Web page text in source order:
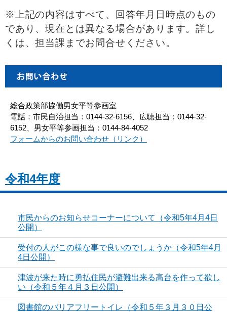
※上記の内容はすべて、回答年月日時点のもの
であり、現在とは異なる場合があります。詳し
くは、担当課までお問合せください。
総合政策部協働男女平等参画室
電話：市民自治担当：0144-32-6156、広聴担当：0144-32-
6152、男女平等参画担当：0144-84-4052
フォームからのお問い合わせ（リンク）
令和4年度
市民からのお知らせコーナーについて（令和5年4月4日
公開）
受付の人がこの様な事で良いのでしょうか（令和5年4月
4日公開）
津波が来た時に勇払住民が避難出来る高台を作って欲し
い（令和５年４月３日公開）
図書館のバリアフリートイレ（令和５年３月３０日公